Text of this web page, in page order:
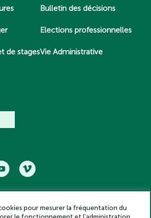
de stages
Bulletin des décisions
Elections professionnelles
Vie Administrative
et belles lettres – Tous droits réservés
pour mesurer la fréquentation du